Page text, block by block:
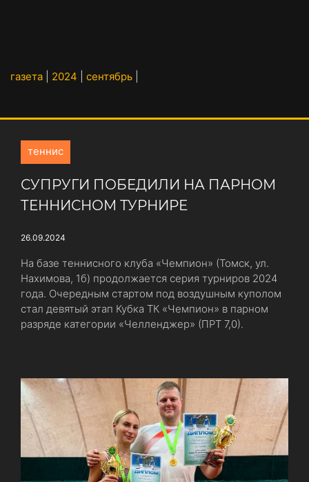
газета 2024 сентябрь
теннис
СУПРУГИ ПОБЕДИЛИ НА ПАРНОМ
ТЕННИСНОМ ТУРНИРЕ
26.09.2024
На базе теннисного клуба «Чемпион» (Томск, ул.
Нахимова, 1б) продолжается серия турниров 2024
года. Очередным стартом под воздушным куполом
стал девятый этап Кубка ТК «Чемпион» в парном
разряде категории «Челленджер» (ПРТ 7,0).